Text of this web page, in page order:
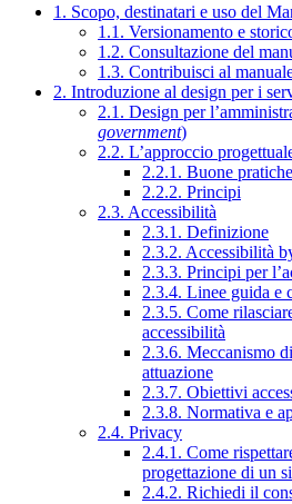
1. Scopo, destinatari e uso del
1.1. Versionamento e
1.2. Consultazione del
1.3. Contribuisci al
2. Introduzione al design per i
2.1. Design per
government)
2.2. L’approccio
2.2.1. Buone pratiche
2.2.2. Principi
2.3. Accessibilità
2.3.1. Definizione
2.3.2. Accessibilità
2.3.3. Principi per
2.3.4. Linee guida e
2.3.5. Come
accessibilità
2.3.6. Meccanismo
attuazione
2.3.7. Obiettivi
2.3.8. Normativa e
2.4. Privacy
2.4.1. Come
progettazione di un
2.4.2. Richiedi il